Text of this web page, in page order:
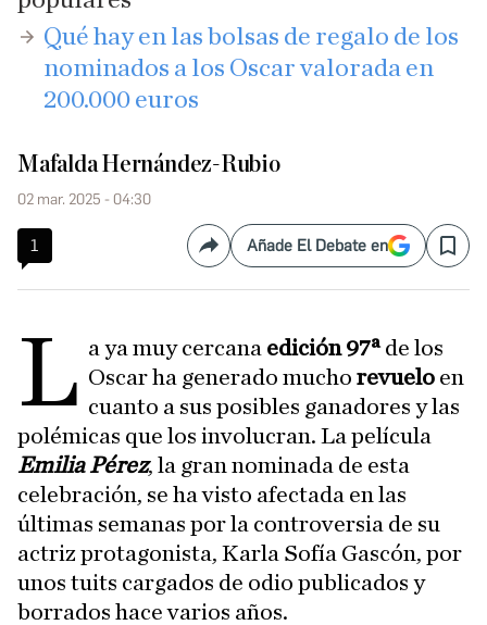
​Qué hay en las bolsas de regalo de los
nominados a los Oscar valorada en
200.000 euros
Mafalda Hernández-Rubio
02 mar. 2025 - 04:30
1 CompartirAñade El Debate en Save
L a ya muy cercana edición 97ªde los
Oscar ha generado muchorevuelo en
cuanto a sus posibles ganadores y las
polémicas que los involucran. La película
Emilia Pérez, la gran nominada de esta
celebración, se ha visto afectada en las
últimas semanas por la controversia de su
actriz protagonista, Karla Sofía Gascón, por
unos tuits cargados de odio publicados y
borrados hace varios años.